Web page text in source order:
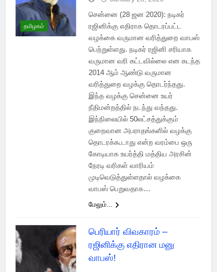
தமிழகம்
சென்னை (28 ஜன 2020): நடிகர்
ரஜினிக்கு எதிராக தொடரப்பட்ட
வழக்கை வருமான வரித்துறை வாபஸ்
பெற்றுள்ளது. நடிகர் ரஜினி சரியாக
வருமான வரி கட்டவில்லை என கடந்த
2014 ஆம் ஆண்டு வருமான
வரித்துறை வழக்கு தொடர்ந்தது.
இந்த வழக்கு சென்னை உயர்
நீதிமன்றத்தில் நடந்து வந்தது.
இந்நிலையில் 50லட்சத்துக்கும்
குறைவான அபராதங்களில் வழக்கு
தொடரக்கூடாது என்ற வரம்பை ஒரு
கோடியாக உயர்த்தி மத்திய அரசின்
நேரடி வரிகள் வாரியம்
முடிவெடுத்துள்ளதால் வழக்கை
வாபஸ் பெறுவதாக…
மேலும்...
பெரியார் விவகாரம் –
ரஜினிக்கு எதிரான மனு
வாபஸ்!